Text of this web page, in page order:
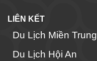
LIÊN KẾT
Du Lịch Miền Trung
Du Lịch Hội An